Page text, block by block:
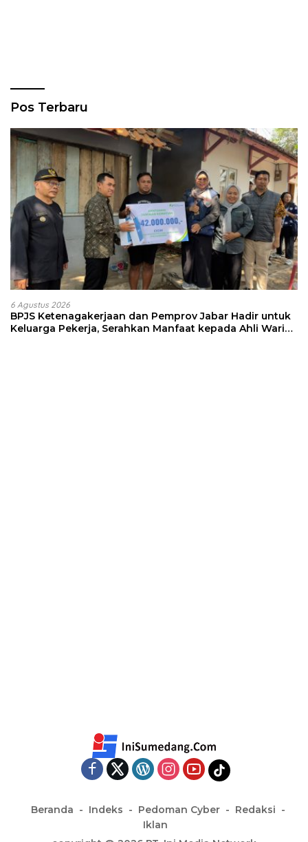
Pos Terbaru
6 Agustus 2026
BPJS Ketenagakerjaan dan Pemprov Jabar Hadir untuk
Keluarga Pekerja, Serahkan Manfaat kepada Ahli Waris
Beranda Indeks Pedoman Cyber
Redaksi
Iklan